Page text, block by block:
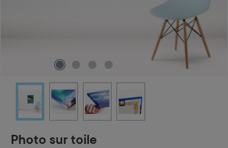
Photo sur toile